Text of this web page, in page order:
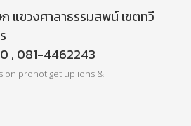
แขวงศาลาธรรมสพน์ เขตทวี
, 081-4462243
on pronot get up ions &